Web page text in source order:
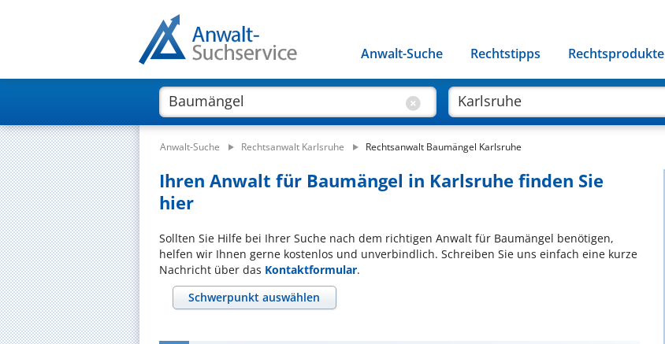
Anwalt-Suche Rechtstipps Rechtsprodukte
Anwalt-Suche Rechtsanwalt Karlsruhe Rechtsanwalt Baumängel Karlsruhe
Ihren Anwalt für Baumängel in Karlsruhe finden Sie
hier
Sollten Sie Hilfe bei Ihrer Suche nach dem richtigen Anwalt für Baumängel benötigen,
helfen wir Ihnen gerne kostenlos und unverbindlich. Schreiben Sie uns einfach eine kurze
Nachricht über das Kontaktformular.
Schwerpunkt auswählen